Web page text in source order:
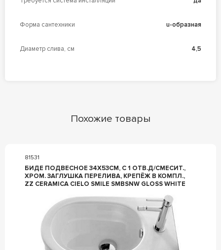
Форма сантехники u-образная
Диаметр слива, см 4,5
Похожие товары
81531
БИДЕ ПОДВЕСНОЕ 34Х53СМ, С 1 ОТВ.Д/СМЕСИТ.,
ХРОМ. ЗАГЛУШКА ПЕРЕЛИВА, КРЕПЁЖ В КОМПЛ.,
ZZ CERAMICA CIELO SMILE SMBSNW GLOSS WHITE